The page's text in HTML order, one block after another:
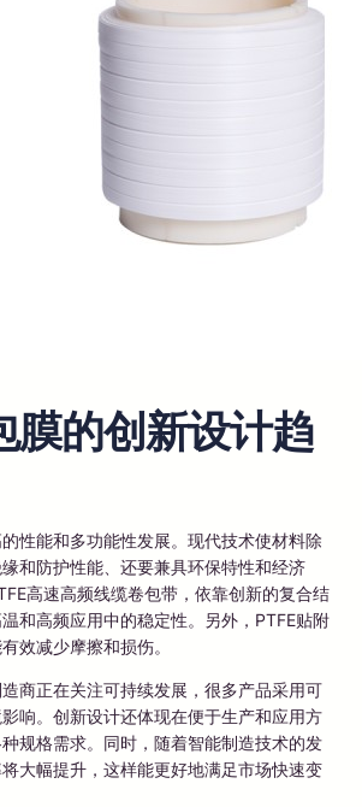
膜的创新设计趋
性能和多功能性发展。现代技术使材料除
和防护性能、还要兼具环保特性和经济
高速高频线缆卷包带，依靠创新的复合结
和高频应用中的稳定性。另外，PTFE贴附
效减少摩擦和损伤。
商正在关注可持续发展，很多产品采用可
响。创新设计还体现在便于生产和应用方
规格需求。同时，随着智能制造技术的发
大幅提升，这样能更好地满足市场快速变